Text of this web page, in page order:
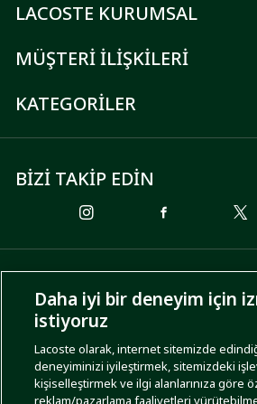
LACOSTE KURUMSAL
MÜŞTERİ İLİŞKİLERİ
KATEGORİLER
BİZİ TAKİP EDİN
ÖDEME SEÇENEKLERİ
KARGO SEÇENEKLERİ
Daha iyi bir deneyim için
istiyoruz
Lacoste olarak, internet sitemizde
deneyiminizi iyileştirmek, sitemizdeki
kişiselleştirmek ve ilgi alanlarınıza göre
reklam/pazarlama faaliyetleri